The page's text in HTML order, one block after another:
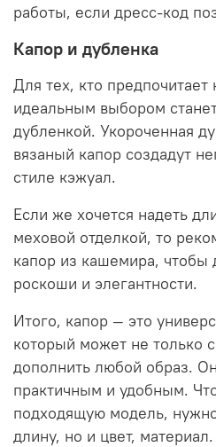
работы, если дресс-код
Капор и дубленка
Для тех, кто
идеальным выбором
дубленкой. Укороченная
вязаный капор создадут
стиле кэжуал.
Если же хочется надеть
меховой отделкой, то
капор из кашемира, чтобы
роскоши и элегантности.
Итого, капор — это
который может не только
дополнить любой образ.
практичным и удобным.
подходящую модель,
длину, но и цвет,